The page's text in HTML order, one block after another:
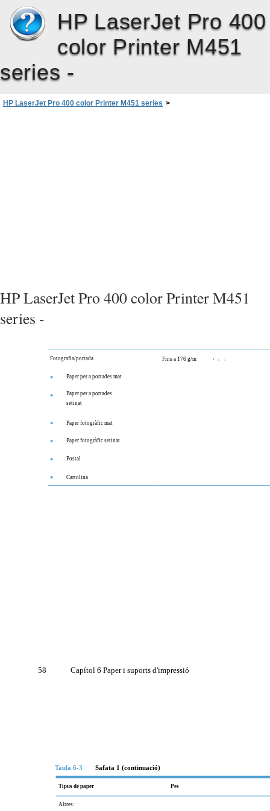
HP LaserJet Pro 400
color Printer M451
series -
HP LaserJet Pro 400 color Printer M451 series >
HP LaserJet Pro 400 color Printer M451
series -
Fotografia/portada
● Paper per a portades mat
●
Paper per a portades
setinat
● Paper fotogràfic mat
● Paper fotogràfic setinat
● Postal
● Cartolina
Fins a 176 g/m 2 2 , 3
58 Capítol 6 Paper i suports d'impressió
Taula 6-3 Safata 1 (continuació)
Tipus de paper Pes
Altres: